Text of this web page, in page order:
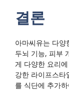
결론
아마씨유는 다양
두뇌 기능, 피부
게 다양한 요리
강한 라이프스타
를 식단에 추가